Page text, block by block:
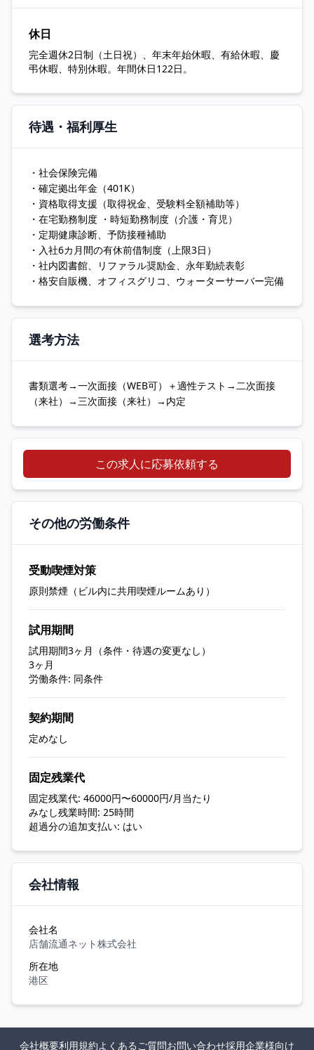
休日
完全週休2日制（土日祝）、年末年始休暇、有給休暇、慶
弔休暇、特別休暇。年間休日122日。
待遇・福利厚生
・社会保険完備
・確定拠出年金（401K）
・資格取得支援（取得祝金、受験料全額補助等）
・在宅勤務制度 ・時短勤務制度（介護・育児）
・定期健康診断、予防接種補助
・入社6カ月間の有休前借制度（上限3日）
・社内図書館、リファラル奨励金、永年勤続表彰
・格安自販機、オフィスグリコ、ウォーターサーバー完備
選考方法
書類選考→一次面接（WEB可）＋適性テスト→二次面接
（来社）→三次面接（来社）→内定
この求人に応募依頼する
その他の労働条件
受動喫煙対策
原則禁煙（ビル内に共用喫煙ルームあり）
試用期間
試用期間3ヶ月（条件・待遇の変更なし）
3ヶ月
労働条件: 同条件
契約期間
定めなし
固定残業代
固定残業代: 46000円〜60000円/月当たり
みなし残業時間: 25時間
超過分の追加支払い: はい
会社情報
会社名
店舗流通ネット株式会社
所在地
港区
会社概要利用規約よくあるご質問お問い合わせ採用企業様向け